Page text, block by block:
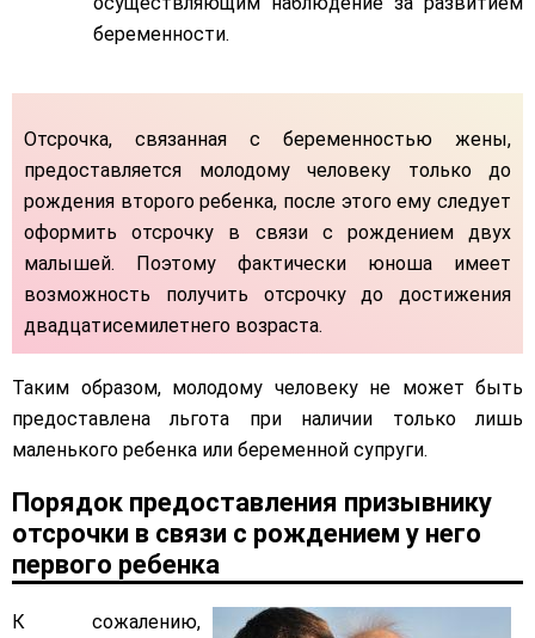
беременности.
Отсрочка, связанная с беременностью жены,
предоставляется молодому человеку только до
рождения второго ребенка, после этого ему следует
оформить отсрочку в связи с рождением двух
малышей. Поэтому фактически юноша имеет
возможность получить отсрочку до достижения
двадцатисемилетнего возраста.
Таким образом, молодому человеку не может быть
предоставлена льгота при наличии только лишь
маленького ребенка или беременной супруги.
Порядок предоставления призывнику
отсрочки в связи с рождением у него
первого ребенка
​К сожалению,